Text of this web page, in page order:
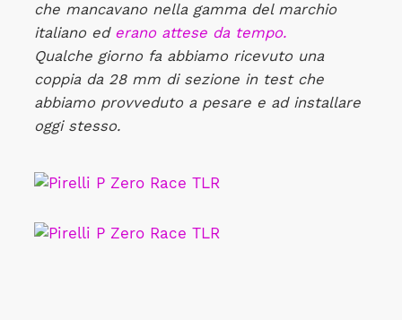
che mancavano nella gamma del marchio
italiano ed erano attese da tempo.
Qualche giorno fa abbiamo ricevuto una
coppia da 28 mm di sezione in test che
abbiamo provveduto a pesare e ad installare
oggi stesso.